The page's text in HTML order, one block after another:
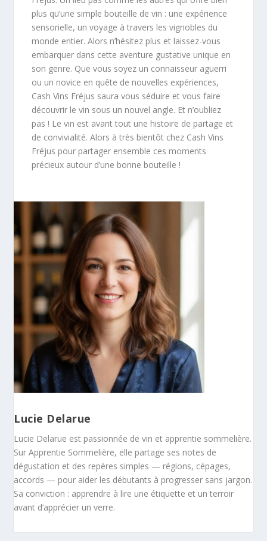
plus qu’une simple bouteille de vin : une expérience
sensorielle, un voyage à travers les vignobles du
monde entier. Alors n’hésitez plus et laissez-vous
embarquer dans cette aventure gustative unique en
son genre. Que vous soyez un connaisseur aguerri
ou un novice en quête de nouvelles expériences,
Cash Vins Fréjus saura vous séduire et vous faire
découvrir le vin sous un nouvel angle. Et n’oubliez
pas ! Le vin est avant tout une histoire de partage et
de convivialité. Alors à très bientôt chez Cash Vins
Fréjus pour partager ensemble ces moments
précieux autour d’une bonne bouteille !
Lucie Delarue
Lucie Delarue est passionnée de vin et apprentie sommelière.
Sur Apprentie Sommelière, elle partage ses notes de
dégustation et des repères simples — régions, cépages,
accords — pour aider les débutants à progresser sans jargon.
Sa conviction : apprendre à lire une étiquette et un terroir
avant d’apprécier un verre.